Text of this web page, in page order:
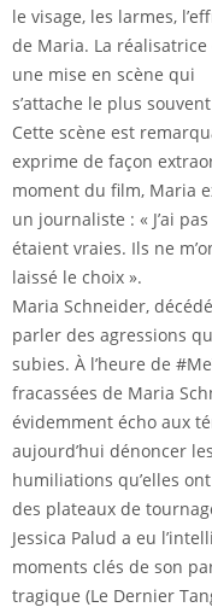
le visage, les larmes,
de Maria. La
une mise en scène qui
s’attache le plus
Cette scène est
exprime de façon
moment du film, Maria
un journaliste : « J’ai
étaient vraies. Ils ne
laissé le choix ».
Maria Schneider,
parler des agressions
subies. À l’heure de
fracassées de Maria
évidemment écho aux
aujourd’hui dénoncer les
humiliations qu’elles
des plateaux de
Jessica Palud a eu
moments clés de son
tragique (Le Dernier